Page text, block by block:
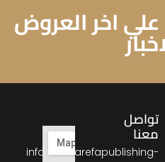
اخر العروض
تواصل
معنا
info@almarefapublishing-